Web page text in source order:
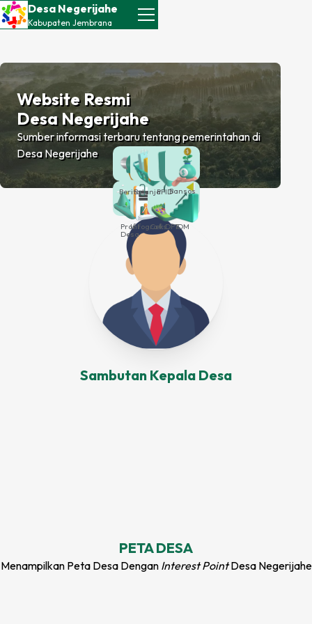
Desa Negerijahe
Kabupaten Jembrana
Website Resmi
Desa Negerijahe
Sumber informasi terbaru tentang pemerintahan di
DesaNegerijahe
Profil
Desa
Infografis
Cek DPTIDM
BeritaBelanjaPPIDBansos
Sambutan Kepala Desa
PETADESA
Menampilkan Peta Desa Dengan Interest Point Desa Negerijahe